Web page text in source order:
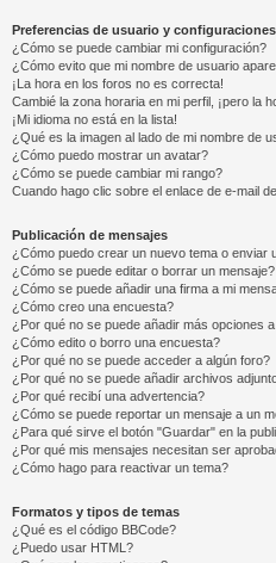
Preferencias de usuario y configuraciones
¿Cómo se puede cambiar mi configuración?
¿Cómo evito que mi nombre de usuario
¡La hora en los foros no es correcta!
Cambié la zona horaria en mi perfil, ¡pero la
¡Mi idioma no está en la lista!
¿Qué es la imagen al lado de mi nombre de
¿Cómo puedo mostrar un avatar?
¿Cómo se puede cambiar mi rango?
Cuando hago clic sobre el enlace de e-mail
Publicación de mensajes
¿Cómo puedo crear un nuevo tema o enviar
¿Cómo se puede editar o borrar un mensaje?
¿Cómo se puede añadir una firma a mi
¿Cómo creo una encuesta?
¿Por qué no se puede añadir más opciones
¿Cómo edito o borro una encuesta?
¿Por qué no se puede acceder a algún foro?
¿Por qué no se puede añadir archivos
¿Por qué recibí una advertencia?
¿Cómo se puede reportar un mensaje a un
¿Para qué sirve el botón "Guardar" en la
¿Por qué mis mensajes necesitan ser
¿Cómo hago para reactivar un tema?
Formatos y tipos de temas
¿Qué es el código BBCode?
¿Puedo usar HTML?